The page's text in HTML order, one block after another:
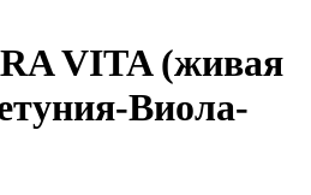
VITA (живая
Виола-